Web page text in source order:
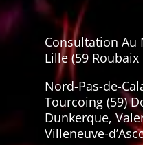
Consultation Au
Lille (59 Roubaix
Nord-Pas-de-
Tourcoing (59)
Dunkerque,
Villeneuve-